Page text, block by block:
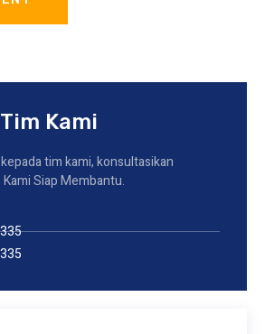
Kami
tim kami, konsultasikan
Siap Membantu.